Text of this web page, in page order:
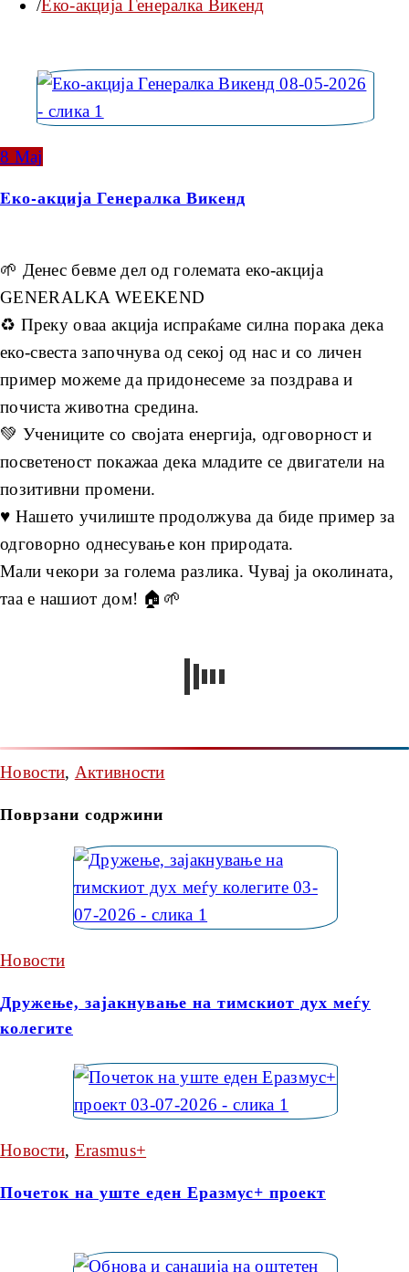
Eко-акција Генералка Викенд
8 Мај
Eко-акција Генералка Викенд
🌱 Денес бевме дел од големата еко-акција
GENERALKA WEEKEND
♻️ Преку оваа акција испраќаме силна порака дека
еко-свеста започнува од секој од нас и со личен
пример можеме да придонесеме за поздрава и
почиста животна средина.
💚 Учениците со својата енергија, одговорност и
посветеност покажаа дека младите се двигатели на
позитивни промени.
♥️ Нашето училиште продолжува да биде пример за
одговорно однесување кон природата.
Мали чекори за голема разлика. Чувај ја околината,
таа е нашиот дом! 🏠🌱
Новости, Активности
Поврзани содржини
Новости
Дружење, зајакнување на тимскиот дух меѓу
колегите
Новости, Erasmus+
Почеток на уште еден Еразмус+ проект